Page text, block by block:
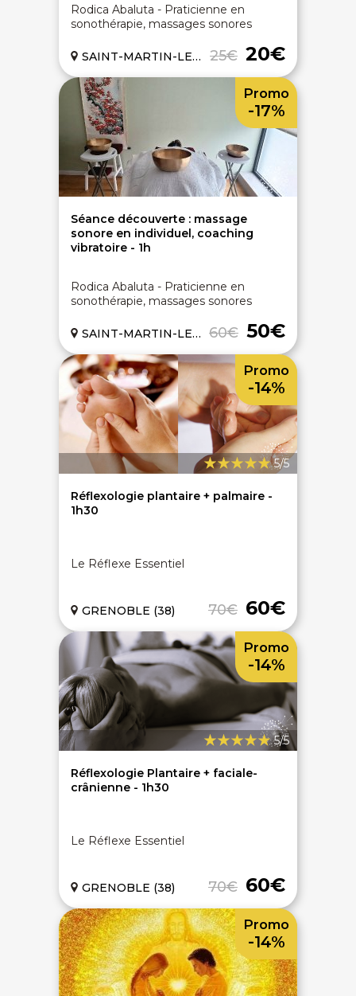
Rodica Abaluta - Praticienne en
sonothérapie, massages sonores
25€ 20€
SAINT-MARTIN-LE-VINOUX (38)
Séance découverte : massage
sonore en individuel, coaching
vibratoire - 1h
Rodica Abaluta - Praticienne en
sonothérapie, massages sonores
60€ 50€
SAINT-MARTIN-LE-VINOUX (38)
Promo
-17%
5/5
Réflexologie plantaire + palmaire -
1h30
Le Réflexe Essentiel
70€ 60€
GRENOBLE (38)
Promo
-14%
5/5
Réflexologie Plantaire + faciale-
crânienne - 1h30
Le Réflexe Essentiel
70€ 60€
GRENOBLE (38)
Promo
-14%
Promo
-14%